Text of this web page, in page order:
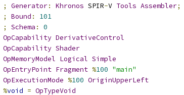
;
Generator: Khronos SPIR-V Tools Assembler;
;
Bound :
101
;
Schema :
0
OpCapability DerivativeControl
OpCapability Shader
OpMemoryModel Logical Simple
OpEntryPoint Fragment %100 "main"
OpExecutionMode %100 OriginUpperLeft
%void = OpTypeVoid